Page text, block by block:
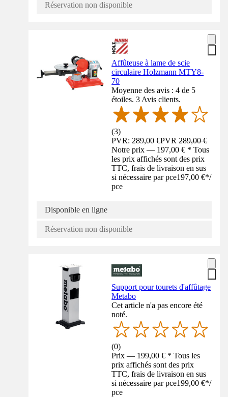
Réservation non disponible
Affûteuse à lame de scie
circulaire Holzmann MTY8-
70
Moyenne des avis : 4 de 5
étoiles. 3 Avis clients.
(3)
PVR: 289,00 €PVR289,00 €
Notre prix — 197,00 € * Tous
les prix affichés sont des prix
TTC, frais de livraison en sus
si nécessaire par pce197,00 €*/
pce
Disponible en ligne
Réservation non disponible
Support pour tourets d'affûtage
Metabo
Cet article n'a pas encore été
noté.
(0)
Prix — 199,00 € * Tous les
prix affichés sont des prix
TTC, frais de livraison en sus
si nécessaire par pce199,00 €*/
pce